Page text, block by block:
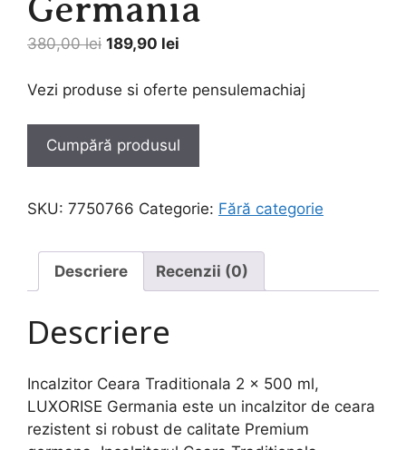
Germania
380,00lei Prețul
a
189,90 lei
este:
Vezi produse si oferte pensulemachiaj
Cumpără produsul
SKU: 7750766 Categorie: Fără categorie
Descriere Recenzii (0)
Descriere
Incalzitor Ceara Traditionala 2 x 500 ml,
LUXORISE Germania este un incalzitor de ceara
rezistent si robust de calitate Premium